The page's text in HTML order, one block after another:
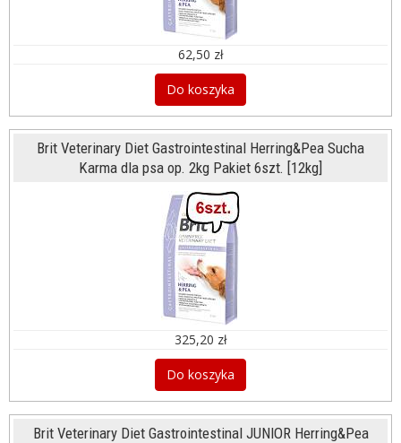
62,50 zł
Do koszyka
Brit Veterinary Diet Gastrointestinal Herring&Pea Sucha
Karma dla psa op. 2kg Pakiet 6szt. [12kg]
325,20 zł
Do koszyka
Brit Veterinary Diet Gastrointestinal JUNIOR Herring&Pea